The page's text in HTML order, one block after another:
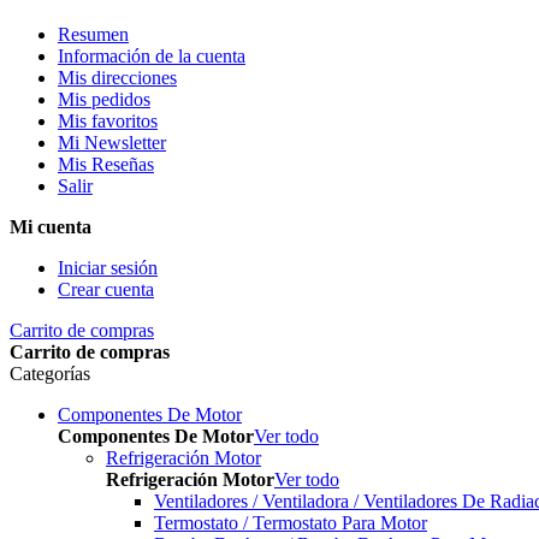
Resumen
Información de la cuenta
Mis direcciones
Mis pedidos
Mis favoritos
Mi Newsletter
Mis Reseñas
Salir
Mi cuenta
Iniciar sesión
Crear cuenta
Carrito de compras
Carrito de compras
Categorías
Componentes De Motor
Componentes De MotorVer todo
Refrigeración Motor
Refrigeración MotorVer todo
Ventiladores / Ventiladora / Ventiladores De
Termostato / Termostato Para Motor